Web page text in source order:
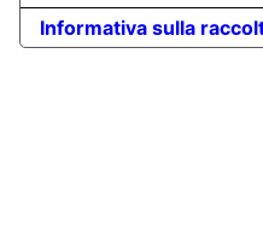
Informativa sulla